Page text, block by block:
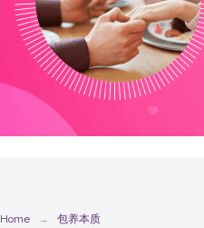
Home 包养本质